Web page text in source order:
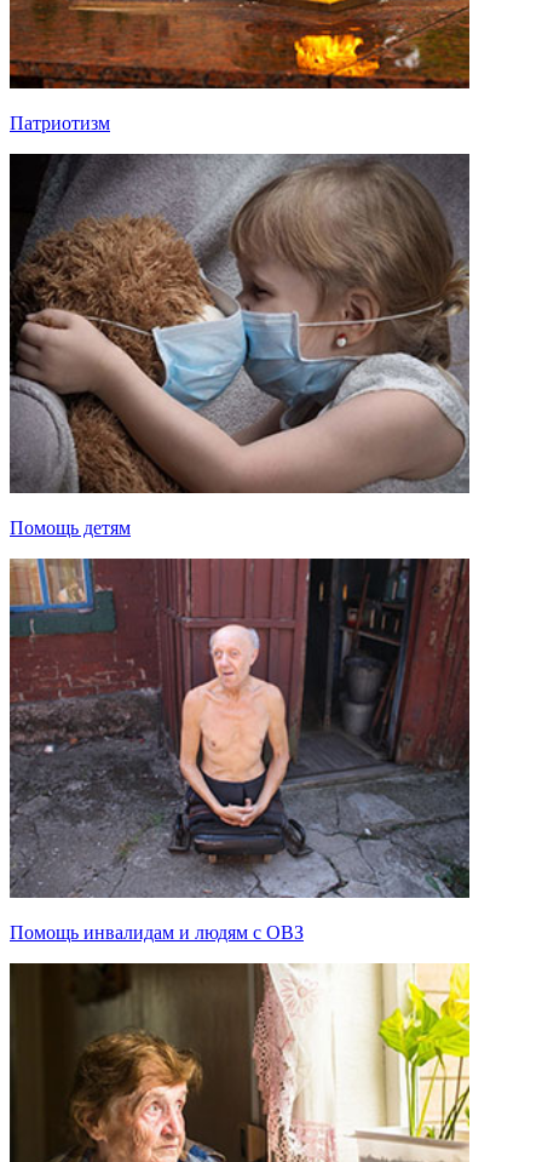
Патриотизм
Помощь детям
Помощь инвалидам и людям с ОВЗ